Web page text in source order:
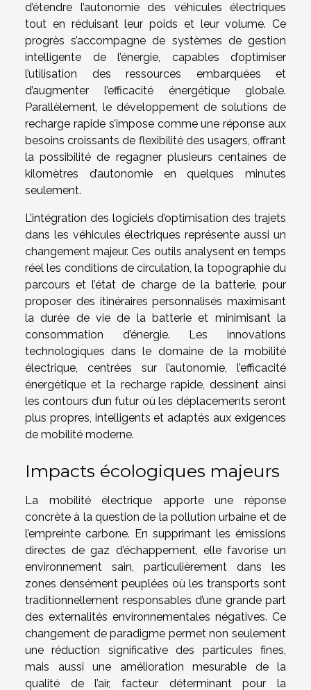
d’étendre l’autonomie des véhicules électriques
tout en réduisant leur poids et leur volume. Ce
progrès s’accompagne de systèmes de gestion
intelligente de l’énergie, capables d’optimiser
l’utilisation des ressources embarquées et
d’augmenter l’efficacité énergétique globale.
Parallèlement, le développement de solutions de
recharge rapide s’impose comme une réponse aux
besoins croissants de flexibilité des usagers, offrant
la possibilité de regagner plusieurs centaines de
kilomètres d’autonomie en quelques minutes
seulement.
L’intégration des logiciels d’optimisation des trajets
dans les véhicules électriques représente aussi un
changement majeur. Ces outils analysent en temps
réel les conditions de circulation, la topographie du
parcours et l’état de charge de la batterie, pour
proposer des itinéraires personnalisés maximisant
la durée de vie de la batterie et minimisant la
consommation d’énergie. Les innovations
technologiques dans le domaine de la mobilité
électrique, centrées sur l’autonomie, l’efficacité
énergétique et la recharge rapide, dessinent ainsi
les contours d’un futur où les déplacements seront
plus propres, intelligents et adaptés aux exigences
de mobilité moderne.
Impacts écologiques majeurs
La mobilité électrique apporte une réponse
concrète à la question de la pollution urbaine et de
l’empreinte carbone. En supprimant les émissions
directes de gaz d’échappement, elle favorise un
environnement sain, particulièrement dans les
zones densément peuplées où les transports sont
traditionnellement responsables d’une grande part
des externalités environnementales négatives. Ce
changement de paradigme permet non seulement
une réduction significative des particules fines,
mais aussi une amélioration mesurable de la
qualité de l’air, facteur déterminant pour la